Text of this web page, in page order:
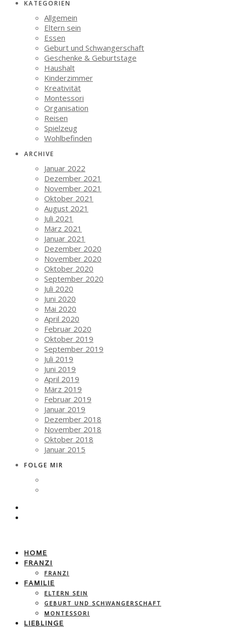
KATEGORIEN
Allgemein
Eltern sein
Essen
Geburt und Schwangerschaft
Geschenke & Geburtstage
Haushalt
Kinderzimmer
Kreativität
Montessori
Organisation
Reisen
Spielzeug
Wohlbefinden
ARCHIVE
Januar 2022
Dezember 2021
November 2021
Oktober 2021
August 2021
Juli 2021
März 2021
Januar 2021
Dezember 2020
November 2020
Oktober 2020
September 2020
Juli 2020
Juni 2020
Mai 2020
April 2020
Februar 2020
Oktober 2019
September 2019
Juli 2019
Juni 2019
April 2019
März 2019
Februar 2019
Januar 2019
Dezember 2018
November 2018
Oktober 2018
Januar 2015
FOLGE MIR
HOME
FRANZI
FRANZI
FAMILIE
ELTERN SEIN
GEBURT UND SCHWANGERSCHAFT
MONTESSORI
LIEBLINGE